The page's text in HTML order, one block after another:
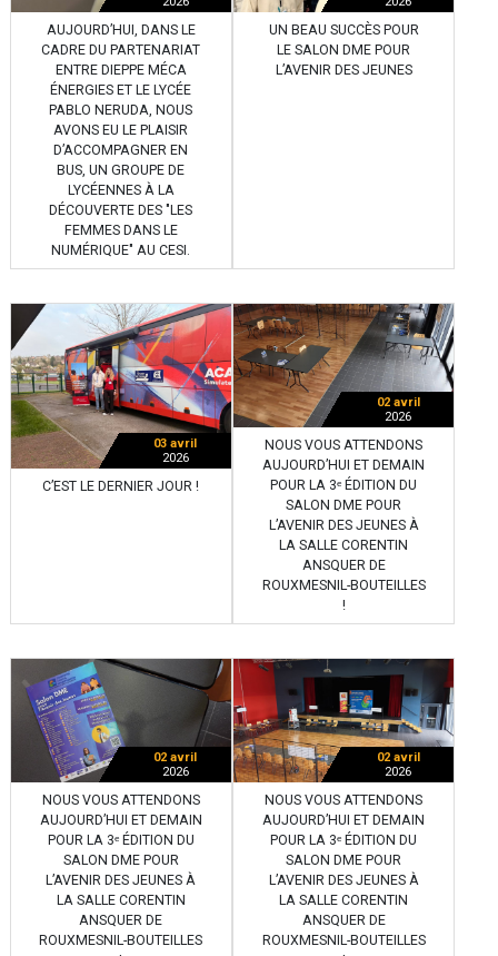
AUJOURD’HUI, DANS LE
CADRE DU PARTENARIAT
ENTRE DIEPPE MÉCA
ÉNERGIES ET LE LYCÉE
PABLO NERUDA, NOUS
AVONS EU LE PLAISIR
D’ACCOMPAGNER EN
BUS, UN GROUPE DE
LYCÉENNES À LA
DÉCOUVERTE DES "LES
FEMMES DANS LE
NUMÉRIQUE" AU CESI.
UN BEAU SUCCÈS POUR
LE SALON DME POUR
L’AVENIR DES JEUNES
03 avril
2026
C’EST LE DERNIER JOUR !
02 avril
2026
NOUS VOUS ATTENDONS
AUJOURD’HUI ET DEMAIN
POUR LA 3ᵉ ÉDITION DU
SALON DME POUR
L’AVENIR DES JEUNES À
LA SALLE CORENTIN
ANSQUER DE
ROUXMESNIL-BOUTEILLES
!
02 avril
2026
NOUS VOUS ATTENDONS
AUJOURD’HUI ET DEMAIN
POUR LA 3ᵉ ÉDITION DU
SALON DME POUR
L’AVENIR DES JEUNES À
LA SALLE CORENTIN
ANSQUER DE
ROUXMESNIL-BOUTEILLES
02 avril
2026
NOUS VOUS ATTENDONS
AUJOURD’HUI ET DEMAIN
POUR LA 3ᵉ ÉDITION DU
SALON DME POUR
L’AVENIR DES JEUNES À
LA SALLE CORENTIN
ANSQUER DE
ROUXMESNIL-BOUTEILLES